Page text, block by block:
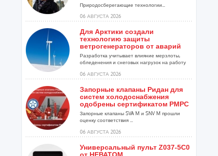
Природосберегающие технологии...
06 АВГУСТА 2026
Для Арктики создали
технологию защиты
ветрогенераторов от аварий
Разработка учитывает влияние мерзлоты,
обледенения и снеговых нагрузок на работу
06 АВГУСТА 2026
Запорные клапаны Ридан для
систем холодоснабжения
одобрены сертификатом РМРС
Запорные клапаны SVA M и SNV M прошли
оценку соответствия ...
06 АВГУСТА 2026
Универсальный пульт Z037-5C0
от НЕВАТОМ